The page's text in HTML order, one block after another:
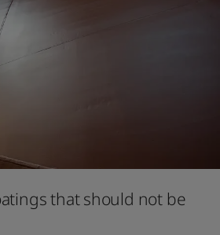
that should not be